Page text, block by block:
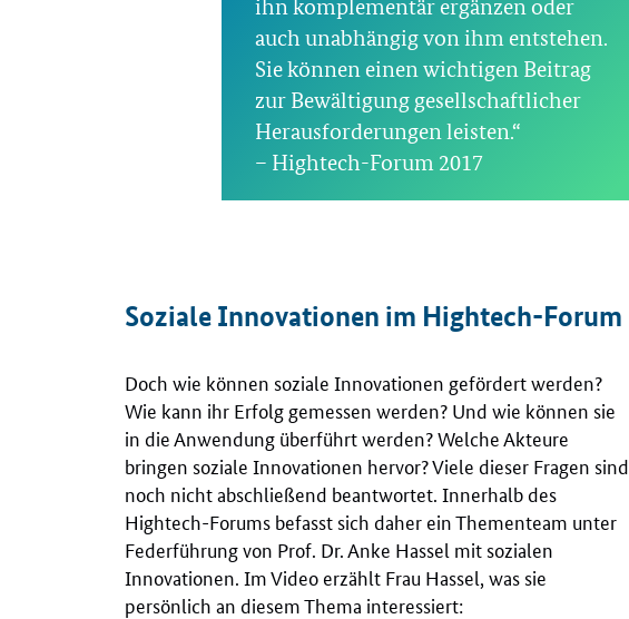
ihn komplementär ergänzen oder
auch unabhängig von ihm entstehen.
Sie können einen wichtigen Beitrag
zur Bewältigung gesellschaftlicher
Herausforderungen leisten.“
– Hightech-Forum 2017
Soziale Innovationen im Hightech-Forum
Doch wie können soziale Innovationen gefördert werden?
Wie kann ihr Erfolg gemessen werden? Und wie können sie
in die Anwendung überführt werden? Welche Akteure
bringen soziale Innovationen hervor? Viele dieser Fragen sind
noch nicht abschließend beantwortet. Innerhalb des
Hightech-Forums befasst sich daher ein Thementeam unter
Federführung von Prof. Dr. Anke Hassel mit sozialen
Innovationen. Im Video erzählt Frau Hassel, was sie
persönlich an diesem Thema interessiert: